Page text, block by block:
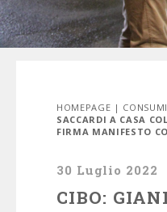
HOMEPAGE | CONSUMI
SACCARDI A CASA
FIRMA MANIFESTO
30 Luglio 2022
CIBO: